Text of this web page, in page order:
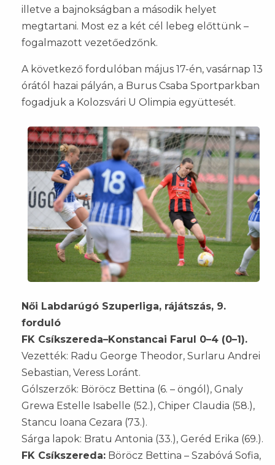
illetve a bajnokságban a második helyet
megtartani. Most ez a két cél lebeg előttünk –
fogalmazott vezetőedzőnk.
A következő fordulóban május 17-én, vasárnap 13
órától hazai pályán, a Burus Csaba Sportparkban
fogadjuk a Kolozsvári U Olimpia együttesét.
Női Labdarúgó Szuperliga, rájátszás, 9.
forduló
FK Csíkszereda–Konstancai Farul 0–4 (0–1).
Vezették: Radu George Theodor, Surlaru Andrei
Sebastian, Veress Loránt.
Gólszerzők: Böröcz Bettina (6. – öngól), Gnaly
Grewa Estelle Isabelle (52.), Chiper Claudia (58.),
Stancu Ioana Cezara (73.).
Sárga lapok: Bratu Antonia (33.), Geréd Erika (69.).
FK Csíkszereda: Böröcz Bettina – Szabóvá Sofia,